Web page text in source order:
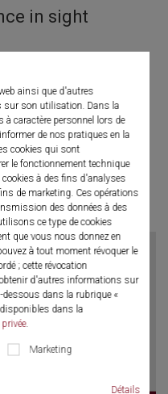
ainsi que d'autres
sur son utilisation. Dans la
à caractère personnel lors de
de nos pratiques en la
cookies qui sont
le fonctionnement technique
à des fins d'analyses
de marketing. Ces opérations
des données à des
ce type de cookies
que vous nous donnez en
à tout moment révoquer le
; cette révocation
d'autres informations sur
dans la rubrique «
dans la
.
Marketing
Détails
in sight
d'aspiration et
Wolf, en option avec un